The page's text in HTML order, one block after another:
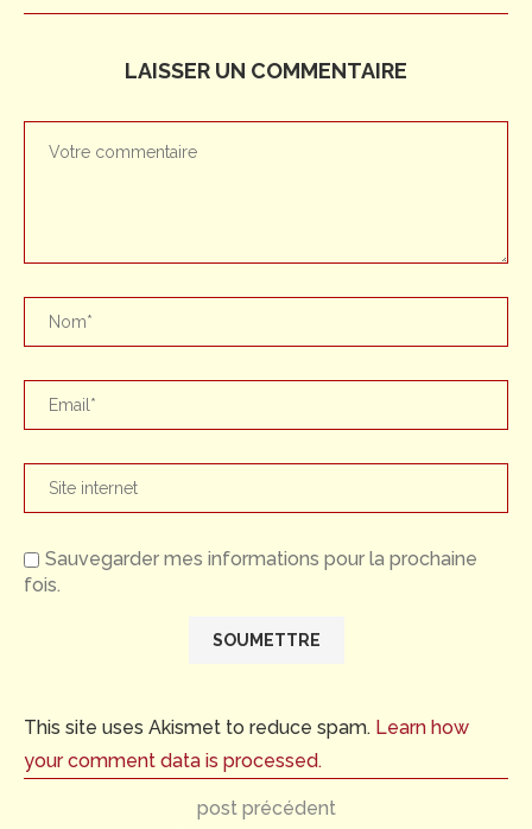
LAISSER UN COMMENTAIRE
Sauvegarder mes informations pour la prochaine
fois.
This site uses Akismet to reduce spam. Learn how
your comment data is processed.
post précédent